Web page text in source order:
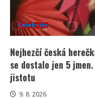
Celebrity
Nejhezčí česká
se dostalo jen 5
jistotu
9. 8. 2026